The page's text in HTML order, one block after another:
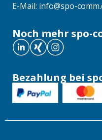
E-Mail: info@spo-
Noch mehr spo-
Bezahlung bei